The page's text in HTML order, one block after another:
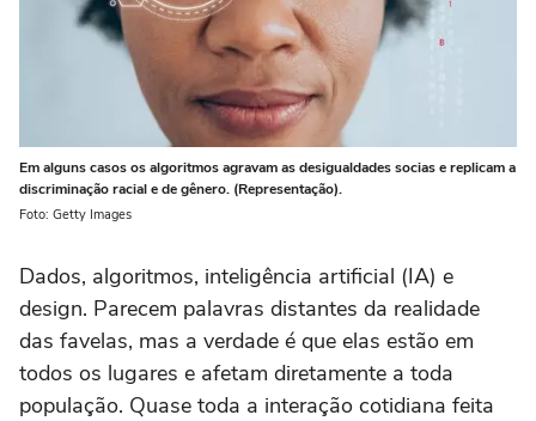
Em alguns casos os algoritmos agravam as desigualdades socias e replicam a
discriminação racial e de gênero. (Representação).
Foto: Getty Images
Dados, algoritmos, inteligência artificial (IA) e
design. Parecem palavras distantes da realidade
das favelas, mas a verdade é que elas estão em
todos os lugares e afetam diretamente a toda
população. Quase toda a interação cotidiana feita